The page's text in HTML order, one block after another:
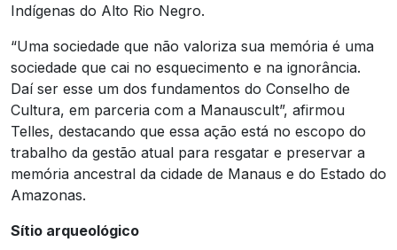
Indígenas do Alto Rio Negro.
“Uma sociedade que não valoriza sua memória é uma
sociedade que cai no esquecimento e na ignorância.
Daí ser esse um dos fundamentos do Conselho de
Cultura, em parceria com a Manauscult”, afirmou
Telles, destacando que essa ação está no escopo do
trabalho da gestão atual para resgatar e preservar a
memória ancestral da cidade de Manaus e do Estado do
Amazonas.
Sítio arqueológico